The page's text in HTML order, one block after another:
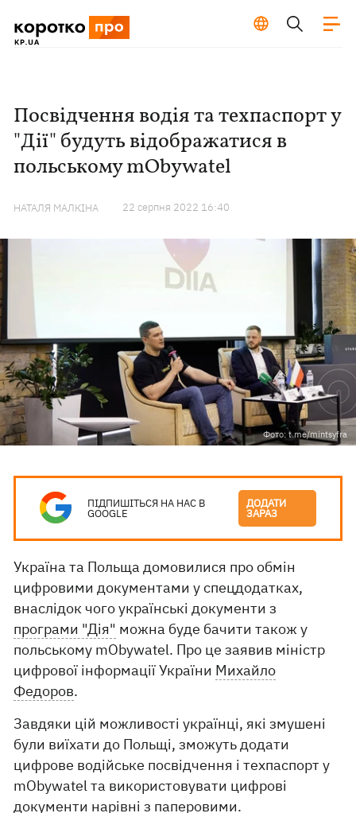
Посвідчення водія та техпаспорт у
"Дії" будуть відображатися в
польському mObywatel
НАТАЛЯ МАЛКІНА 22 серпня 2022 16:40
Фото: t.me/mintsyfra
ПІДПИШІТЬСЯ НА НАС В
GOOGLE
ДОДАТИ
ЗАРАЗ
Україна та Польща домовилися про обмін
цифровими документами у спецдодатках,
внаслідок чого українські документи з
програми "Дія" можна буде бачити також у
польському mObywatel. Про це заявив міністр
цифрової інформації України Михайло
Федоров.
Завдяки цій можливості українці, які змушені
були виїхати до Польщі, зможуть додати
цифрове водійське посвідчення і техпаспорт у
mObywatel та використовувати цифрові
документи нарівні з паперовими.